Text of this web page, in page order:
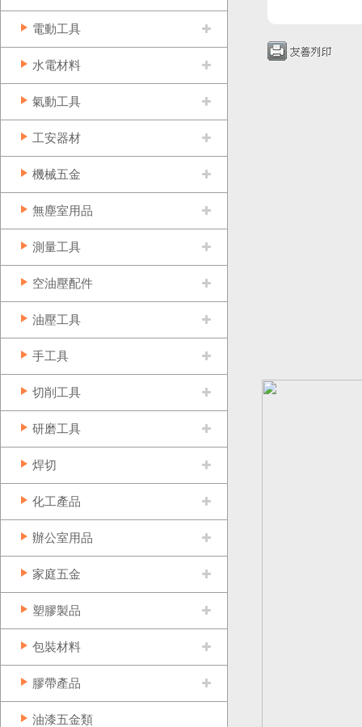
電動工具
水電材料
氣動工具
工安器材
機械五金
無塵室用品
測量工具
空油壓配件
油壓工具
手工具
切削工具
研磨工具
焊切
化工產品
辦公室用品
家庭五金
塑膠製品
包裝材料
膠帶產品
油漆五金類